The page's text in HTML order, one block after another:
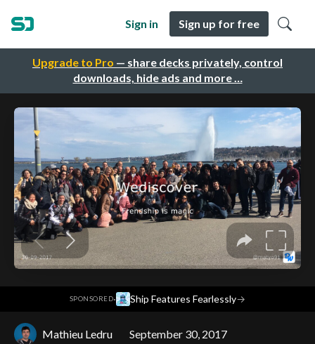
Upgrade to Pro — share decks privately, control
downloads, hide ads and more …
Sign in Sign up for free
SPONSORED· Ship Features Fearlessly→
Mathieu Ledru September 30, 2017